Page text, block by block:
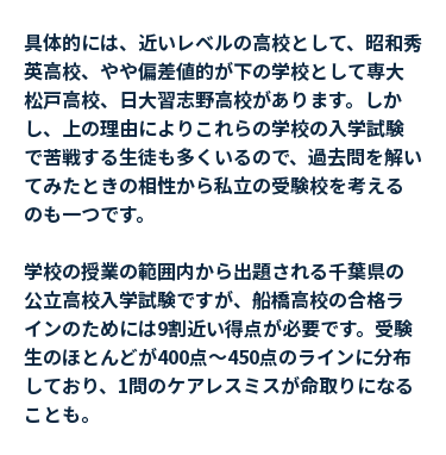
具体的には、近いレベルの高校として、昭和秀
英高校、やや偏差値的が下の学校として専大
松戸高校、日大習志野高校があります。しか
し、上の理由によりこれらの学校の入学試験
で苦戦する生徒も多くいるので、過去問を解い
てみたときの相性から私立の受験校を考える
のも一つです。
学校の授業の範囲内から出題される千葉県の
公立高校入学試験ですが、船橋高校の合格ラ
インのためには9割近い得点が必要です。受験
生のほとんどが400点～450点のラインに分布
しており、1問のケアレスミスが命取りになる
ことも。